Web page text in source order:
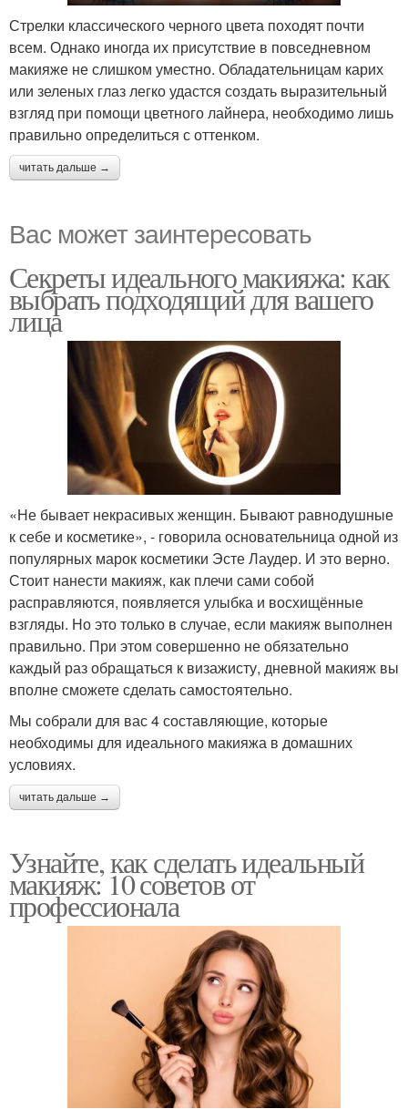
Стрелки классического черного цвета походят почти
всем. Однако иногда их присутствие в повседневном
макияже не слишком уместно. Обладательницам карих
или зеленых глаз легко удастся создать выразительный
взгляд при помощи цветного лайнера, необходимо лишь
правильно определиться с оттенком.
читать дальше →
Вас может заинтересовать
Секреты идеального макияжа: как
выбрать подходящий для вашего
лица
«Не бывает некрасивых женщин. Бывают равнодушные
к себе и косметике», - говорила основательница одной из
популярных марок косметики Эсте Лаудер. И это верно.
Стоит нанести макияж, как плечи сами собой
расправляются, появляется улыбка и восхищённые
взгляды. Но это только в случае, если макияж выполнен
правильно. При этом совершенно не обязательно
каждый раз обращаться к визажисту, дневной макияж вы
вполне сможете сделать самостоятельно.
Мы собрали для вас 4 составляющие, которые
необходимы для идеального макияжа в домашних
условиях.
читать дальше →
Узнайте, как сделать идеальный
макияж: 10 советов от
профессионала